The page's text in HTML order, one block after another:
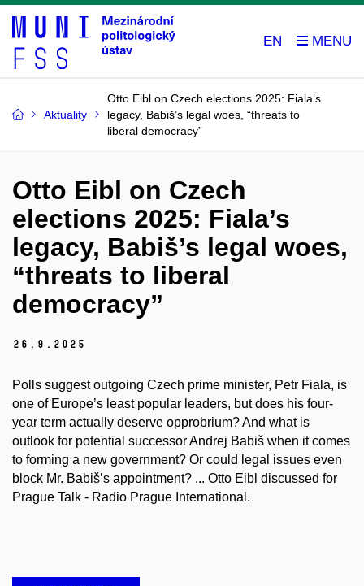
EN
Aktuality
Otto Eibl on Czech elections 2025: Fiala’s
legacy, Babiš’s legal woes, “threats to
liberal democracy”
Otto Eibl on Czech
elections 2025: Fiala’s
legacy, Babiš’s legal woes,
“threats to liberal
democracy”
26. 9. 2025
Polls suggest outgoing Czech prime minister, Petr Fiala, is
one of Europe’s least popular leaders, but does his four-
year term actually deserve opprobrium? And what is
outlook for potential successor Andrej Babiš when it comes
to forming a new government? Or could legal issues even
block Mr. Babiš’s appointment? ... Otto Eibl discussed for
Prague Talk - Radio Prague International.